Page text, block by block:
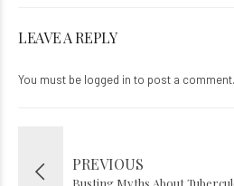
LEAVE A REPLY
You must be logged in to post a comment.
PREVIOUS
Busting Myths About